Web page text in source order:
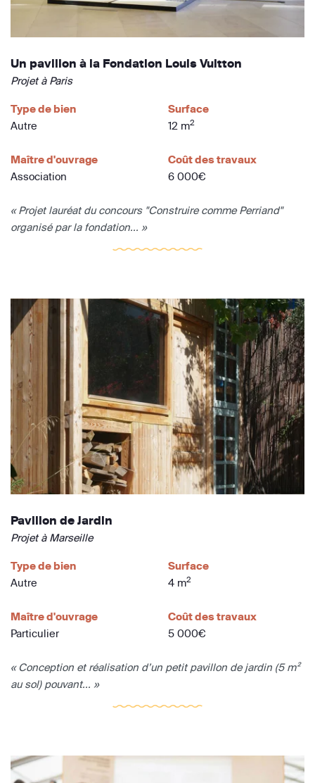
Un pavillon à la Fondation Louis Vuitton
Projet à Paris
Type de bien
Autre
Surface
12 m2
Maître d'ouvrage
Association
Coût des travaux
6 000€
« Projet lauréat du concours "Construire comme Perriand"
organisé par la fondation... »
Pavillon de Jardin
Projet à Marseille
Type de bien
Autre
Surface
4 m2
Maître d'ouvrage
Particulier
Coût des travaux
5 000€
« Conception et réalisation d’un petit pavillon de jardin (5 m²
au sol) pouvant... »